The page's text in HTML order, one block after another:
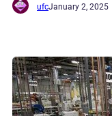
ufcJanuary 2, 2025